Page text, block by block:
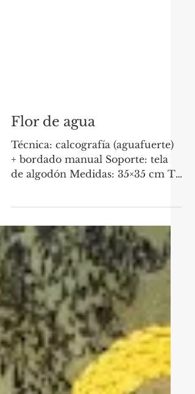
Flor de agua
Técnica: calcografía (aguafuerte)
+ bordado manual Soporte: tela
de algodón Medidas: 35×35 cm Tu
tarea no es buscar el amor, sino...